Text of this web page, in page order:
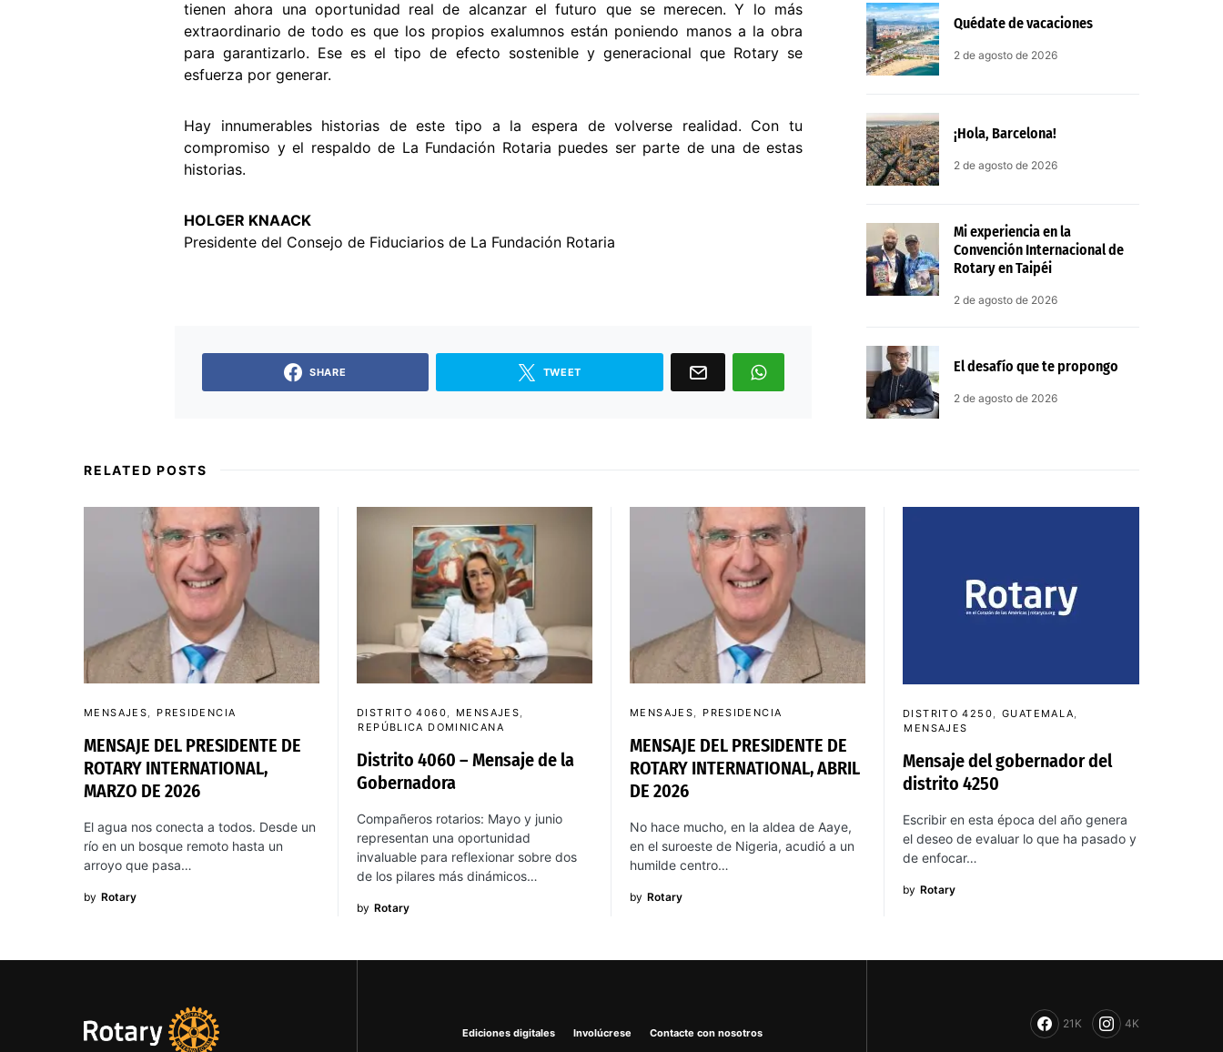
tienen ahora una oportunidad real de alcanzar el futuro que se merecen. Y lo más
extraordinario de todo es que los propios exalumnos están poniendo manos a la obra
para garantizarlo. Ese es el tipo de efecto sostenible y generacional que Rotary se
esfuerza por generar.
Hay innumerables historias de este tipo a la espera de volverse realidad. Con tu
compromiso y el respaldo de La Fundación Rotaria puedes ser parte de una de estas
historias.
HOLGER KNAACK
Presidente del Consejo de Fiduciarios de La Fundación Rotaria
SHARE TWEET
Quédate de vacaciones
2 de agosto de 2026
¡Hola, Barcelona!
2 de agosto de 2026
Mi experiencia en la
Convención Internacional de
Rotary en Taipéi
2 de agosto de 2026
El desafío que te propongo
2 de agosto de 2026
RELATED POSTS
MENSAJES PRESIDENCIA
MENSAJE DEL PRESIDENTE DE
ROTARY INTERNATIONAL,
MARZO DE 2026
El agua nos conecta a todos. Desde un
río en un bosque remoto hasta un
arroyo que pasa…
by Rotary
DISTRITO 4060
MENSAJES
REPÚBLICA DOMINICANA
Distrito 4060 – Mensaje de la
Gobernadora
Compañeros rotarios: Mayo y junio
representan una oportunidad
invaluable para reflexionar sobre dos
de los pilares más dinámicos…
by Rotary
MENSAJES PRESIDENCIA
MENSAJE DEL PRESIDENTE DE
ROTARY INTERNATIONAL, ABRIL
DE 2026
No hace mucho, en la aldea de Aaye,
en el suroeste de Nigeria, acudió a un
humilde centro…
by Rotary
DISTRITO 4250
GUATEMALA
MENSAJES
Mensaje del gobernador del
distrito 4250
Escribir en esta época del año genera
el deseo de evaluar lo que ha pasado y
de enfocar…
by Rotary
Ediciones digitales Involúcrese Contacte con nosotros
21K 4K